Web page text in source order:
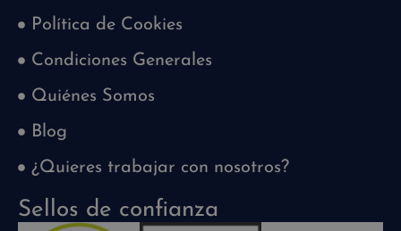
Política de Cookies
Condiciones Generales
Quiénes Somos
Blog
¿Quieres trabajar con nosotros?
Sellos de confianza